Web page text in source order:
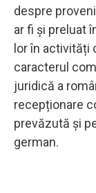
despre
ar fi și preluat
lor în activități
caracterul
juridică a
recepționare
prevăzută și
german.